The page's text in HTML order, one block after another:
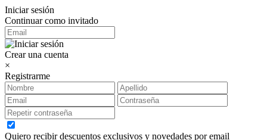
Iniciar sesión
Continuar como invitado
Crear una cuenta
×
Registrarme
Quiero recibir descuentos exclusivos y novedades por email